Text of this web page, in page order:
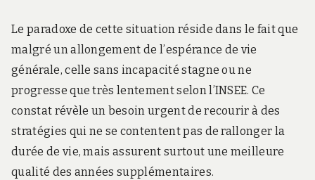
Le paradoxe de cette situation réside dans le fait que
malgré un allongement de l’espérance de vie
générale, celle sans incapacité stagne ou ne
progresse que très lentement selon l’INSEE. Ce
constat révèle un besoin urgent de recourir à des
stratégies qui ne se contentent pas de rallonger la
durée de vie, mais assurent surtout une meilleure
qualité des années supplémentaires.